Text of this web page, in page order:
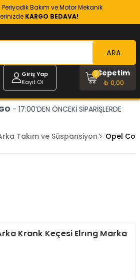
Periyodik Bakım ve Motor Mekanik
KARGO BEDAVA!
ARA
Giriş Yap
Kayıt Ol
Sepetim
₺ 0,00
0
- 17:00’DEN ÖNCEKİ SİPARİŞLERDE
Takım ve Süspansiyon Opel
Krank Keçesi Elrıng Marka